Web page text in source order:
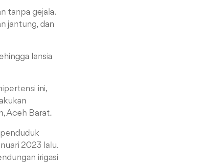
tanpa gejala.
jantung, dan
lansia
ini,
Aceh Barat.
2023 lalu.
irigasi